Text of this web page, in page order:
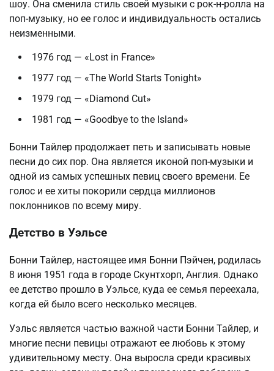
шоу. Она сменила стиль своей музыки с рок-н-ролла на
поп-музыку, но ее голос и индивидуальность остались
неизменными.
1976 год — «Lost in France»
1977 год — «The World Starts Tonight»
1979 год — «Diamond Cut»
1981 год — «Goodbye to the Island»
Бонни Тайлер продолжает петь и записывать новые
песни до сих пор. Она является иконой поп-музыки и
одной из самых успешных певиц своего времени. Ее
голос и ее хиты покорили сердца миллионов
поклонников по всему миру.
Детство в Уэльсе
Бонни Тайлер, настоящее имя Бонни Пэйчен, родилась
8 июня 1951 года в городе Скунтхорп, Англия. Однако
ее детство прошло в Уэльсе, куда ее семья переехала,
когда ей было всего несколько месяцев.
Уэльс является частью важной части Бонни Тайлер, и
многие песни певицы отражают ее любовь к этому
удивительному месту. Она выросла среди красивых